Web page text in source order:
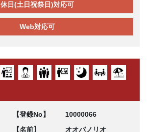
休日(土日祝祭日)対応可
Web対応可
【登録No】
10000066
【名前】
オオバノリオ